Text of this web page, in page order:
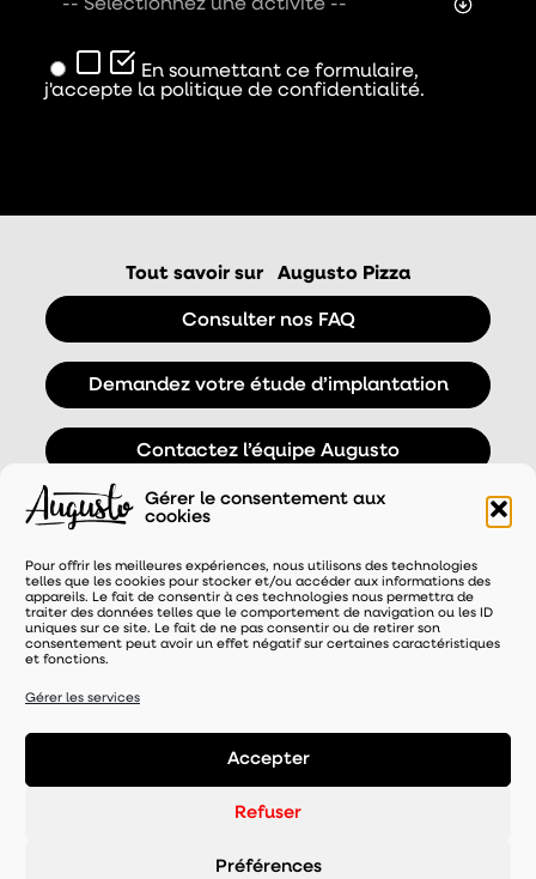
Gérer le consentement aux
cookies
Pour offrir les meilleures expériences, nous utilisons des technologies
telles que les cookies pour stocker et/ou accéder aux informations des
appareils. Le fait de consentir à ces technologies nous permettra de
traiter des données telles que le comportement de navigation ou les ID
uniques sur ce site. Le fait de ne pas consentir ou de retirer son
consentement peut avoir un effet négatif sur certaines caractéristiques
et fonctions.
Gérer les services
Accepter
Refuser
Préférences
-- Sélectionnez une activité --
En soumettant ce formulaire,
j'accepte la politique de confidentialité.
Tout savoir sur Augusto Pizza
Consulter nos FAQ
Demandez votre étude d’implantation
Contactez l’équipe Augusto
Mentions légales
-
-